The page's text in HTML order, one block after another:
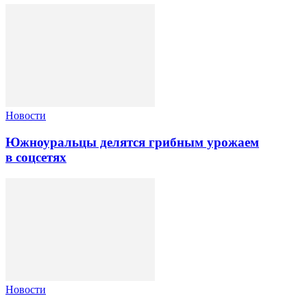
Новости
Южноуральцы делятся грибным урожаем
в соцсетях
Новости